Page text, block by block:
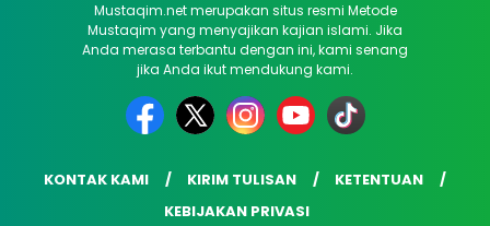
Mustaqim.net merupakan situs resmi Metode
Mustaqim yang menyajikan kajian islami. Jika
Anda merasa terbantu dengan ini, kami senang
jika Anda ikut mendukung kami.
KONTAK KAMI KIRIM TULISAN
KETENTUAN
KEBIJAKAN PRIVASI